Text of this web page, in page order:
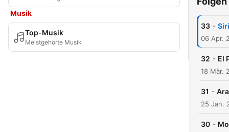
Musik
Top-Musik
Meistgehörte Musik
33 -
06 Apr.
32 - El
18 Mär.
31 -
25 Jan.
30 -